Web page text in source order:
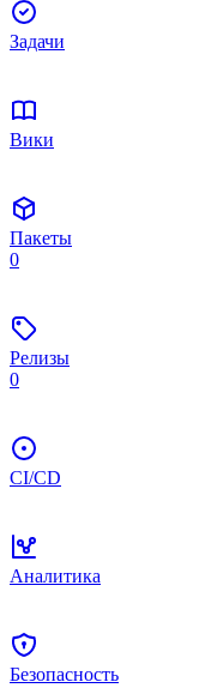
Задачи
Вики
Пакеты
0
Релизы
0
CI/CD
Аналитика
Безопасность